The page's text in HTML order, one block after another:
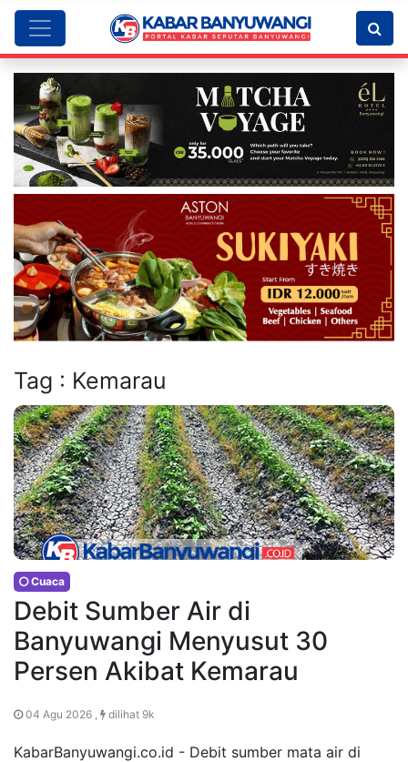
Tag : Kemarau
Cuaca
Debit Sumber Air di
Banyuwangi Menyusut 30
Persen Akibat Kemarau
04 Agu 2026 , dilihat 9k
KabarBanyuwangi.co.id - Debit sumber mata air di